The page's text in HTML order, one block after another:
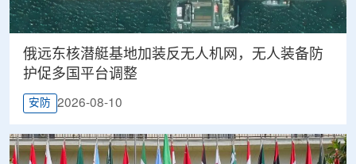
俄远东核潜艇基地加装反无人机网，无人装备防
护促多国平台调整
安防 2026-08-10